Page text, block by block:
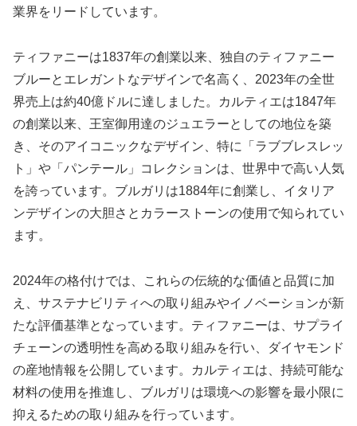
業界をリードしています。
ティファニーは1837年の創業以来、独自のティファニー
ブルーとエレガントなデザインで名高く、2023年の全世
界売上は約40億ドルに達しました。カルティエは1847年
の創業以来、王室御用達のジュエラーとしての地位を築
き、そのアイコニックなデザイン、特に「ラブブレスレッ
ト」や「パンテール」コレクションは、世界中で高い人気
を誇っています。ブルガリは1884年に創業し、イタリア
ンデザインの大胆さとカラーストーンの使用で知られてい
ます。
2024年の格付けでは、これらの伝統的な価値と品質に加
え、サステナビリティへの取り組みやイノベーションが新
たな評価基準となっています。ティファニーは、サプライ
チェーンの透明性を高める取り組みを行い、ダイヤモンド
の産地情報を公開しています。カルティエは、持続可能な
材料の使用を推進し、ブルガリは環境への影響を最小限に
抑えるための取り組みを行っています。